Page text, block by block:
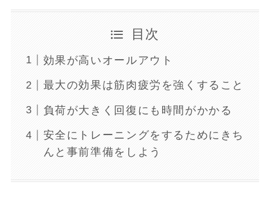
目次
効果が高いオールアウト
最大の効果は筋肉疲労を強くすること
負荷が大きく回復にも時間がかかる
安全にトレーニングをするためにきち
んと事前準備をしよう